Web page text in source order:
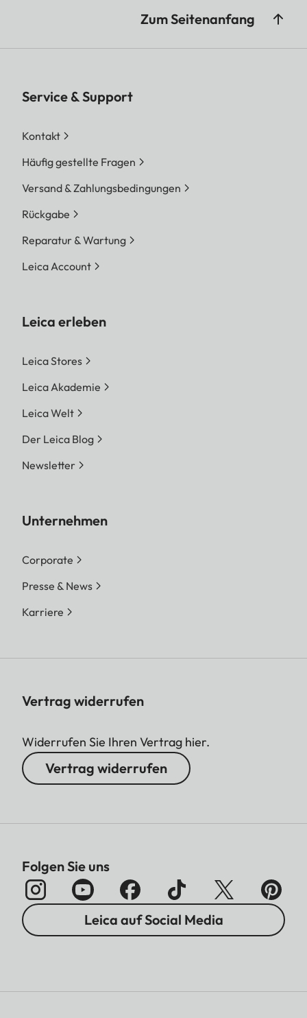
Zum Seitenanfang
Service & Support
Kontakt
Häufig gestellte Fragen
Versand & Zahlungsbedingungen
Rückgabe
Reparatur & Wartung
Leica Account
Leica erleben
Leica Stores
Leica Akademie
Leica Welt
Der Leica Blog
Newsletter
Unternehmen
Corporate
Presse & News
Karriere
Vertrag widerrufen
Widerrufen Sie Ihren Vertrag hier.
Vertrag widerrufen
Folgen Sie uns
Leica auf Social Media